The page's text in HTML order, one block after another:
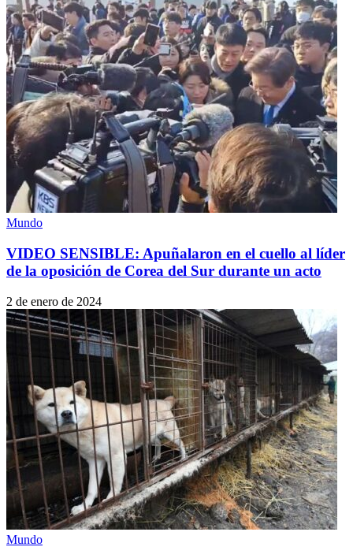
Mundo
VIDEO SENSIBLE: Apuñalaron en el cuello al líder
de la oposición de Corea del Sur durante un acto
2 de enero de 2024
Mundo